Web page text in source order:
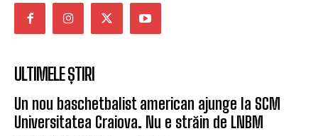
ULTIMELE ȘTIRI
Un nou baschetbalist american ajunge la SCM
Universitatea Craiova. Nu e străin de LNBM